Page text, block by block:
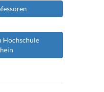
Hochschule